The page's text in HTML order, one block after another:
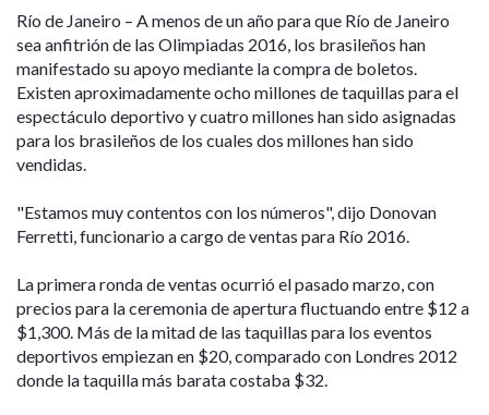
Río de Janeiro – A menos de un año para que Río de Janeiro
sea anfitrión de las Olimpiadas 2016, los brasileños han
manifestado su apoyo mediante la compra de boletos.
Existen aproximadamente ocho millones de taquillas para el
espectáculo deportivo y cuatro millones han sido asignadas
para los brasileños de los cuales dos millones han sido
vendidas.
"Estamos muy contentos con los números", dijo Donovan
Ferretti, funcionario a cargo de ventas para Río 2016.
La primera ronda de ventas ocurrió el pasado marzo, con
precios para la ceremonia de apertura fluctuando entre $12 a
$1,300. Más de la mitad de las taquillas para los eventos
deportivos empiezan en $20, comparado con Londres 2012
donde la taquilla más barata costaba $32.